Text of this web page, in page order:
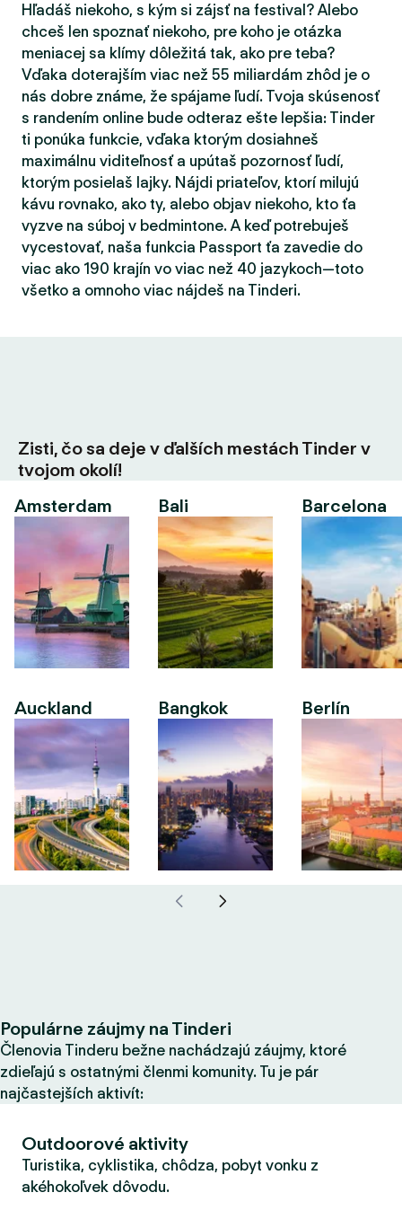
Hľadáš niekoho, s kým si zájsť na festival? Alebo
chceš len spoznať niekoho, pre koho je otázka
meniacej sa klímy dôležitá tak, ako pre teba?
Vďaka doterajším viac než 55 miliardám zhôd je o
nás dobre známe, že spájame ľudí. Tvoja skúsenosť
s randením online bude odteraz ešte lepšia: Tinder
ti ponúka funkcie, vďaka ktorým dosiahneš
maximálnu viditeľnosť a upútaš pozornosť ľudí,
ktorým posielaš lajky. Nájdi priateľov, ktorí milujú
kávu rovnako, ako ty, alebo objav niekoho, kto ťa
vyzve na súboj v bedmintone. A keď potrebuješ
vycestovať, naša funkcia Passport ťa zavedie do
viac ako 190 krajín vo viac než 40 jazykoch—toto
všetko a omnoho viac nájdeš na Tinderi.
Zisti, čo sa deje v ďalších mestách Tinder v
tvojom okolí!
Amsterdam
Auckland
Bali
Bangkok
Barcelona
Berlín
Populárne záujmy na Tinderi
Členovia Tinderu bežne nachádzajú záujmy, ktoré
zdieľajú s ostatnými členmi komunity. Tu je pár
najčastejších aktivít:
Outdoorové aktivity
Turistika, cyklistika, chôdza, pobyt vonku z
akéhokoľvek dôvodu.